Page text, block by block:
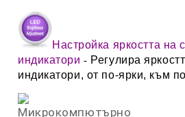
Настройка яркостта на
индикатори - Регулира
индикатори, от по-ярки, към